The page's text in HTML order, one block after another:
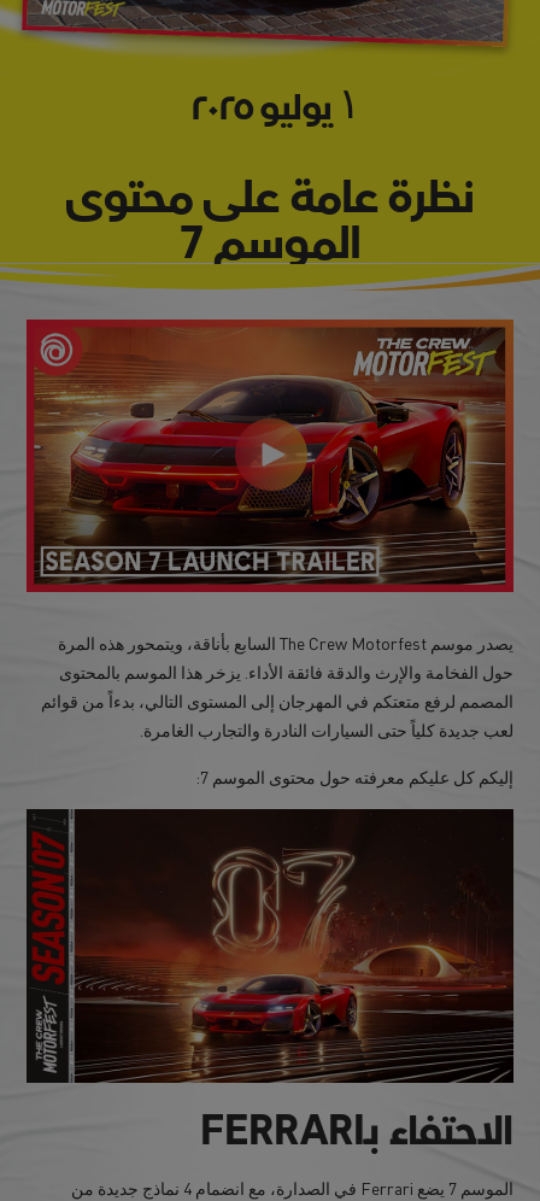
١ يوليو٢٠٢٥
نظرة عامة على محتوى
الموسم 7
يصدر موسم The Crew Motorfest السابع بأناقة، ويتمحور هذه المرة
حول الفخامة والإرث والدقة فائقة الأداء. يزخر هذا الموسم بالمحتوى
المصمم لرفع متعتكم في المهرجان إلى المستوى التالي، بدءاً من قوائم
لعب جديدة كلياً حتى السيارات النادرة والتجارب الغامرة.
إليكم كل عليكم معرفته حول محتوى الموسم 7:
الاحتفاء بـFERRARI
الموسم 7 يضع Ferrari في الصدارة، مع انضمام 4 نماذج جديدة من